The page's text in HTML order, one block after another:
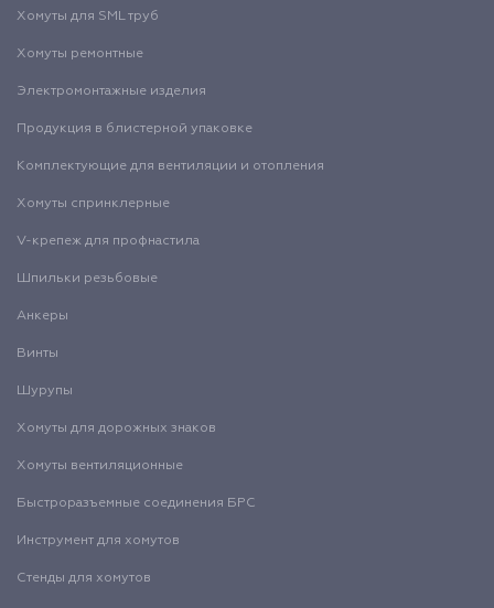
Хомуты для SML труб
Хомуты ремонтные
Электромонтажные изделия
Продукция в блистерной упаковке
Комплектующие для вентиляции и отопления
Хомуты спринклерные
V-крепеж для профнастила
Шпильки резьбовые
Анкеры
Винты
Шурупы
Хомуты для дорожных знаков
Хомуты вентиляционные
Быстроразъемные соединения БРС
Инструмент для хомутов
Стенды для хомутов